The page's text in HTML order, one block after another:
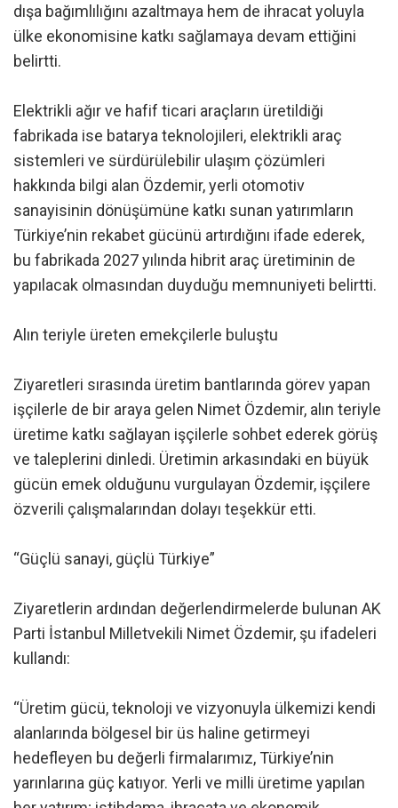
dışa bağımlılığını azaltmaya hem de ihracat yoluyla
ülke ekonomisine katkı sağlamaya devam ettiğini
belirtti.
Elektrikli ağır ve hafif ticari araçların üretildiği
fabrikada ise batarya teknolojileri, elektrikli araç
sistemleri ve sürdürülebilir ulaşım çözümleri
hakkında bilgi alan Özdemir, yerli otomotiv
sanayisinin dönüşümüne katkı sunan yatırımların
Türkiye’nin rekabet gücünü artırdığını ifade ederek,
bu fabrikada 2027 yılında hibrit araç üretiminin de
yapılacak olmasından duyduğu memnuniyeti belirtti.
Alın teriyle üreten emekçilerle buluştu
Ziyaretleri sırasında üretim bantlarında görev yapan
işçilerle de bir araya gelen Nimet Özdemir, alın teriyle
üretime katkı sağlayan işçilerle sohbet ederek görüş
ve taleplerini dinledi. Üretimin arkasındaki en büyük
gücün emek olduğunu vurgulayan Özdemir, işçilere
özverili çalışmalarından dolayı teşekkür etti.
“Güçlü sanayi, güçlü Türkiye”
Ziyaretlerin ardından değerlendirmelerde bulunan AK
Parti İstanbul Milletvekili Nimet Özdemir, şu ifadeleri
kullandı:
“Üretim gücü, teknoloji ve vizyonuyla ülkemizi kendi
alanlarında bölgesel bir üs haline getirmeyi
hedefleyen bu değerli firmalarımız, Türkiye’nin
yarınlarına güç katıyor. Yerli ve milli üretime yapılan